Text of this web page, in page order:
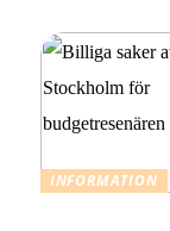
INFORMATION